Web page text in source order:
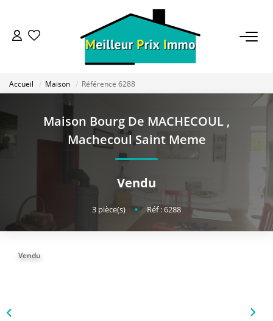
ACHETER
LOUER
VENDRE
BAILLEUR
Accueil Maison Référence 6288
Maison Bourg De MACHECOUL ,
Machecoul Saint Meme
Vendu
3 pièce(s) • Réf : 6288
Vendu